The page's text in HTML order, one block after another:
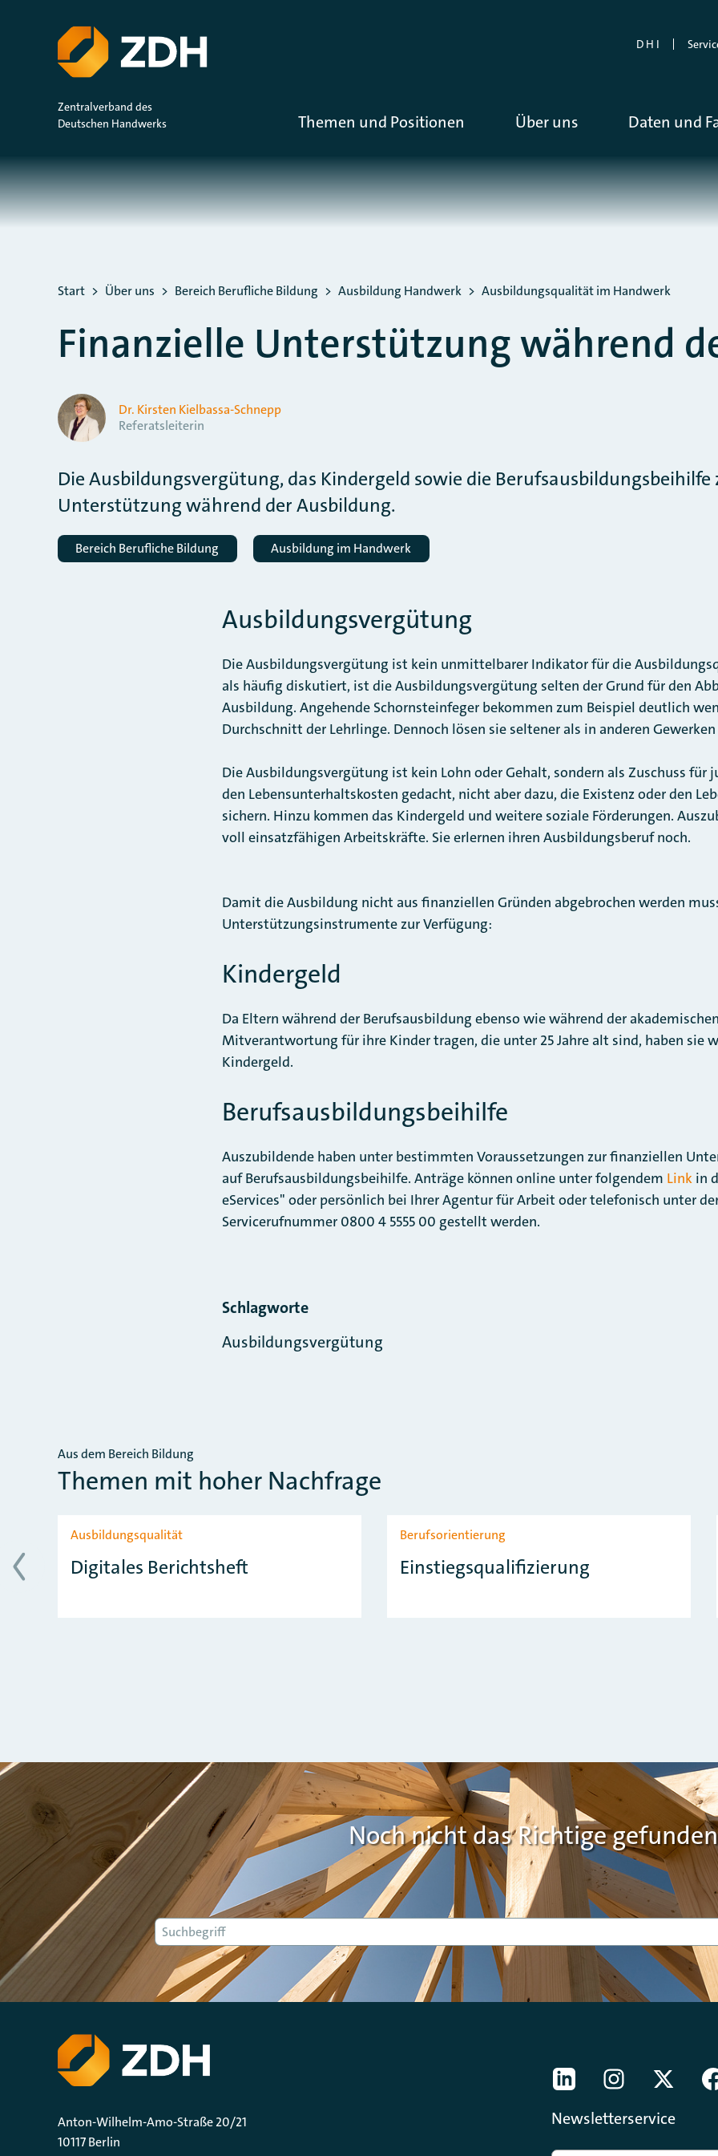
ZUM HAUPTINHALT SPRINGEN
D H I
Zentralverband des
Deutschen Handwerks
Themen und Positionen Über uns Daten und
Sie befinden sich hier:
Start Über uns Bereich Berufliche Bildung Ausbildung Handwerk Ausbildungsqualität im Handwerk
Finanzielle Unterstützung während
Dr. Kirsten Kielbassa-Schnepp
Referatsleiterin
Die Ausbildungsvergütung, das Kindergeld sowie die
Unterstützung während der Ausbildung.
Bereich Berufliche Bildung Ausbildung im Handwerk
Ausbildungsvergütung
Die Ausbildungsvergütung ist kein unmittelbarer Indikator für die
als häufig diskutiert, ist die Ausbildungsvergütung selten der Grund für den
Ausbildung. Angehende Schornsteinfeger bekommen zum Beispiel deutlich
Durchschnitt der Lehrlinge. Dennoch lösen sie seltener als in anderen
Die Ausbildungsvergütung ist kein Lohn oder Gehalt, sondern als Zuschuss für
den Lebensunterhaltskosten gedacht, nicht aber dazu, die Existenz oder den
sichern. Hinzu kommen das Kindergeld und weitere soziale Förderungen.
voll einsatzfähigen Arbeitskräfte. Sie erlernen ihren Ausbildungsberuf noch.
Damit die Ausbildung nicht aus finanziellen Gründen abgebrochen werden
Unterstützungsinstrumente zur Verfügung:
Kindergeld
Da Eltern während der Berufsausbildung ebenso wie während der
Mitverantwortung für ihre Kinder tragen, die unter 25 Jahre alt sind, haben sie
Kindergeld.
Berufsausbildungsbeihilfe
Auszubildende haben unter bestimmten Voraussetzungen zur finanziellen
auf Berufsausbildungsbeihilfe. Anträge können online unter folgendem Link in
eServices" oder persönlich bei Ihrer Agentur für Arbeit oder telefonisch unter
Servicerufnummer 0800 4 5555 00 gestellt werden.
Schlagworte
Ausbildungsvergütung
Aus dem Bereich Bildung
Themen mit hoher Nachfrage
Slider überspringen
Ausbildungsqualität
Digitales Berichtsheft
Berufsorientierung
Einstiegsqualifizierung
Noch nicht das Richtige
Suche
Anton-Wilhelm-Amo-Straße 20/21
10117 Berlin
[Der ZDH in den
LinkedIninstagramTwitter
Newsletterservice